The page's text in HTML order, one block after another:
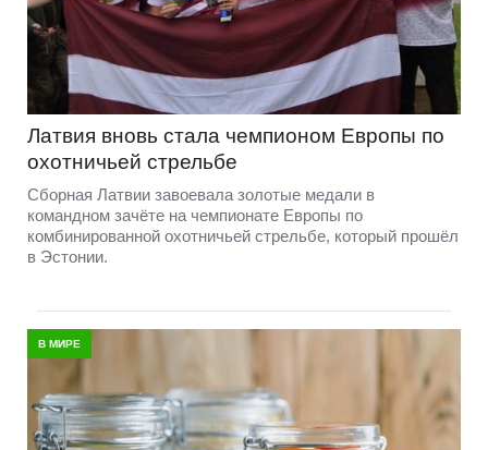
Латвия вновь стала чемпионом Европы по
охотничьей стрельбе
Сборная Латвии завоевала золотые медали в
командном зачёте на чемпионате Европы по
комбинированной охотничьей стрельбе, который прошёл
в Эстонии.
В МИРЕ